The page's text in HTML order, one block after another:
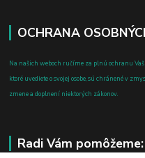
OCHRANA
Na našich weboch ručíme za plnú ochranu
ktoré uvediete o svojej osobe, sú chránené v
zmene a doplnení niektorých zákonov.
Radi Vám pomôžeme: